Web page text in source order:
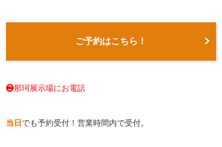
ご予約はこちら！
❷那珂展示場にお電話
当日 でも予約受付！営業時間内で受付。